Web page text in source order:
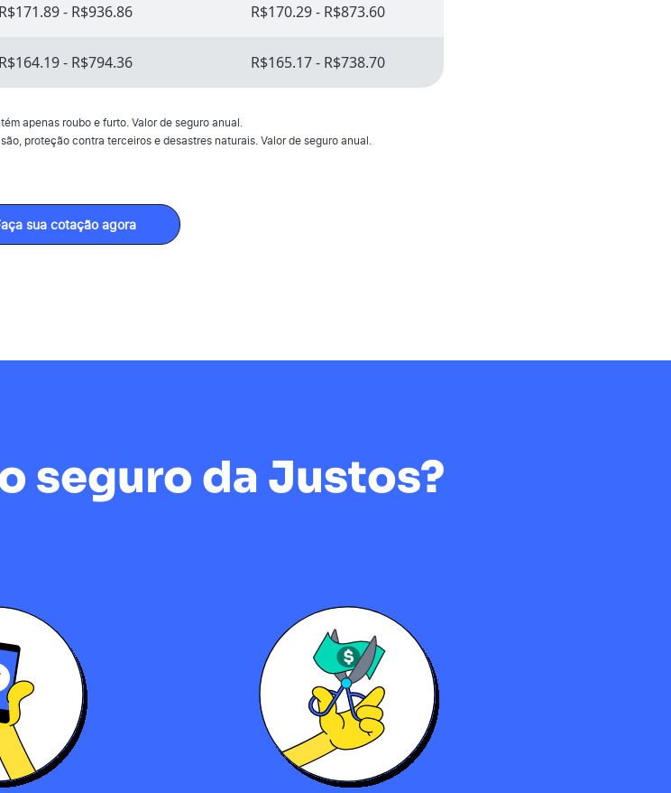
R$171.89 - R$936.86 R$170.29 - R$873.60
R$164.19 - R$794.36 R$165.17 - R$738.70
apenas roubo e furto. Valor de seguro anual.
proteção contra terceiros e desastres naturais. Valor de seguro anual.
sua cotação agora
seguro da Justos?